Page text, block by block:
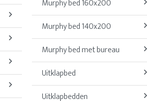
Murphy bed 160x200
Murphy bed 140x200
Murphy bed met bureau
Uitklapbed
Uitklapbedden